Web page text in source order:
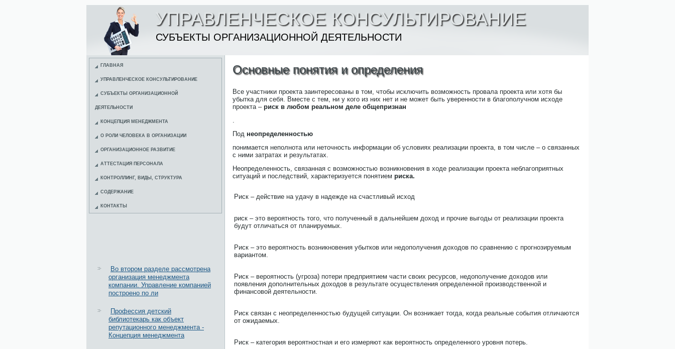
УПРАВЛЕНЧЕСКОЕ КОНСУЛЬТИРОВАНИЕ
СУБЪЕКТЫ ОРГАНИЗАЦИОННОЙ ДЕЯТЕЛЬНОСТИ
ГЛАВНАЯ
УПРАВЛЕНЧЕСКОЕ КОНСУЛЬТИРОВАНИЕ
СУБЪЕКТЫ ОРГАНИЗАЦИОННОЙ
ДЕЯТЕЛЬНОСТИ
КОНЦЕПЦИЯ МЕНЕДЖМЕНТА
О РОЛИ ЧЕЛОВЕКА В ОРГАНИЗАЦИИ
ОРГАНИЗАЦИОННОЕ РАЗВИТИЕ
АТТЕСТАЦИЯ ПЕРСОНАЛА
КОНТРОЛЛИНГ, ВИДЫ, СТРУКТУРА
СОДЕРЖАНИЕ
КОНТАКТЫ
Во втором разделе рассмотрена
организация менеджмента
компании. Управление компанией
построено по ли
Профессия детский
библиотекарь как объект
репутационного менеджмента -
Концепция менеджмента
Основные понятия и определения
Все участники проекта заинтересованы в том, чтобы исключить возможность провала проекта или хотя бы
убытка для себя. Вместе с тем, ни у кого из них нет и не может быть уверенности в благополучном исходе
проекта – риск в любом реальном деле общепризнан
.
Под неопределенностью
понимается неполнота или неточность информации об условиях реализации проекта, в том числе – о связанных
с ними затратах и результатах.
Неопределенность, связанная с возможностью возникновения в ходе реализации проекта неблагоприятных
ситуаций и последствий, характеризуется понятием риска.
Риск – действие на удачу в надежде на счастливый исход
риск – это вероятность того, что полученный в дальнейшем доход и прочие выгоды от реализации проекта
будут отличаться от планируемых.
Риск – это вероятность возникновения убытков или недополучения доходов по сравнению с прогнозируемым
вариантом.
Риск – вероятность (угроза) потери предприятием части своих ресурсов, недополучение доходов или
появления дополнительных доходов в результате осуществления определенной производственной и
финансовой деятельности.
Риск связан с неопределенностью будущей ситуации. Он возникает тогда, когда реальные события отличаются
от ожидаемых.
Риск – категория вероятностная и его измеряют как вероятность определенного уровня потерь.